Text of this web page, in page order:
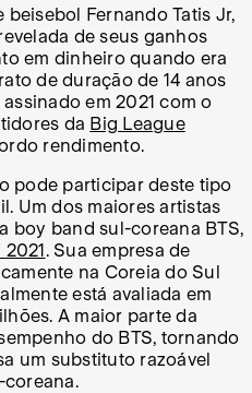
Fernando Tatis Jr,
de seus ganhos
em dinheiro quando era
de duração de 14 anos
em 2021 com o
da Big League
rendimento.
pode participar deste tipo
Um dos maiores artistas
boy band sul-coreana BTS,
. Sua empresa de
na Coreia do Sul
está avaliada em
A maior parte da
do BTS, tornando
um substituto razoável